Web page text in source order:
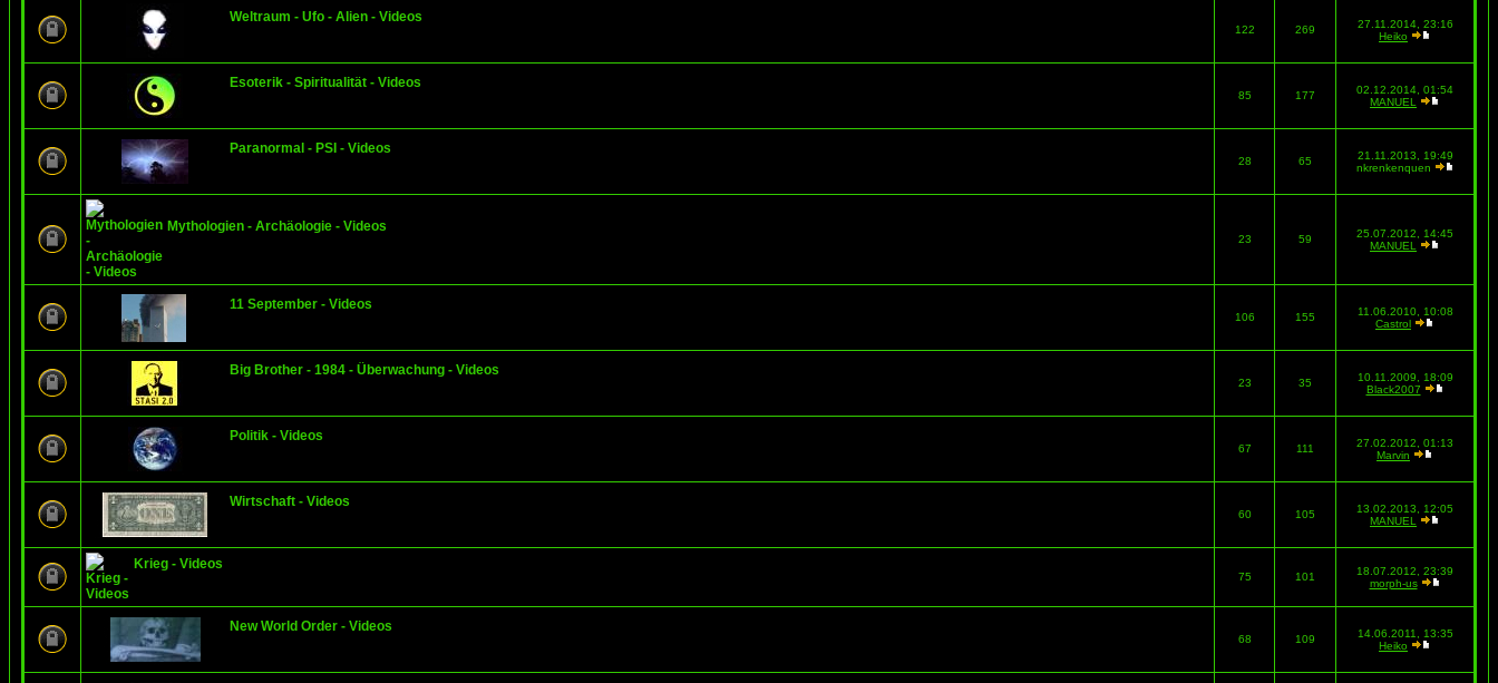
Weltraum - Ufo - Alien - Videos
122 269
27.11.2014, 23:16
Heiko
Esoterik - Spiritualität - Videos
85 177
02.12.2014, 01:54
MANUEL
Paranormal - PSI - Videos
28 65
21.11.2013, 19:49
nkrenkenquen
Mythologien - Archäologie - Videos
23 59
25.07.2012, 14:45
MANUEL
11 September - Videos
106 155
11.06.2010, 10:08
Castrol
Big Brother - 1984 - Überwachung - Videos
23 35
10.11.2009, 18:09
Black2007
Politik - Videos
67 111
27.02.2012, 01:13
Marvin
Wirtschaft - Videos
60 105
13.02.2013, 12:05
MANUEL
Krieg - Videos
75 101
18.07.2012, 23:39
morph-us
New World Order - Videos
68 109
14.06.2011, 13:35
Heiko